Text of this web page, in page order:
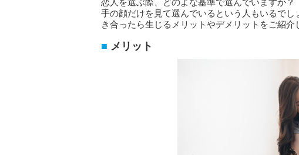
恋人を選ぶ際、どのよな基準で選んでいますか
手の顔だけを見て選んでいるという人もいるで
き合ったら生じるメリットやデメリットをご紹
メリット